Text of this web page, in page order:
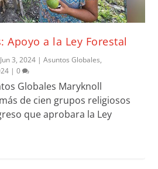
Apoyo a la Ley Forestal
Jun 3, 2024 |Asuntos Globales,
|0
Globales Maryknoll
de cien grupos religiosos
que aprobara la Ley